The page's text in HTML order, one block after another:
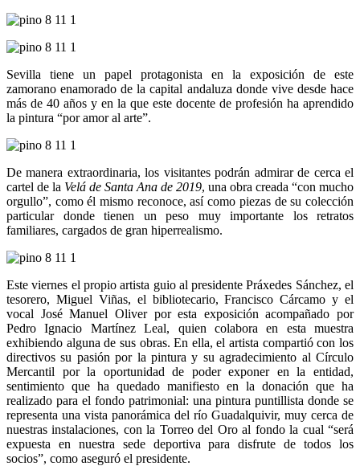
Sevilla tiene un papel protagonista en la exposición de este
zamorano enamorado de la capital andaluza donde vive desde hace
más de 40 años y en la que este docente de profesión ha aprendido
la pintura “por amor al arte”.
De manera extraordinaria, los visitantes podrán admirar de cerca el
cartel de la Velá de Santa Ana de 2019, una obra creada “con mucho
orgullo”, como él mismo reconoce, así como piezas de su colección
particular donde tienen un peso muy importante los retratos
familiares, cargados de gran hiperrealismo.
Este viernes el propio artista guio al presidente Práxedes Sánchez, el
tesorero, Miguel Viñas, el bibliotecario, Francisco Cárcamo y el
vocal José Manuel Oliver por esta exposición acompañado por
Pedro Ignacio Martínez Leal, quien colabora en esta muestra
exhibiendo alguna de sus obras. En ella, el artista compartió con los
directivos su pasión por la pintura y su agradecimiento al Círculo
Mercantil por la oportunidad de poder exponer en la entidad,
sentimiento que ha quedado manifiesto en la donación que ha
realizado para el fondo patrimonial: una pintura puntillista donde se
representa una vista panorámica del río Guadalquivir, muy cerca de
nuestras instalaciones, con la Torreo del Oro al fondo la cual “será
expuesta en nuestra sede deportiva para disfrute de todos los
socios”, como aseguró el presidente.